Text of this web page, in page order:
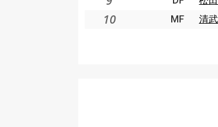
10 MF 清